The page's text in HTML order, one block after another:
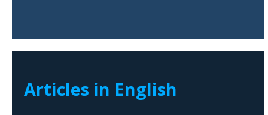
Articles in English